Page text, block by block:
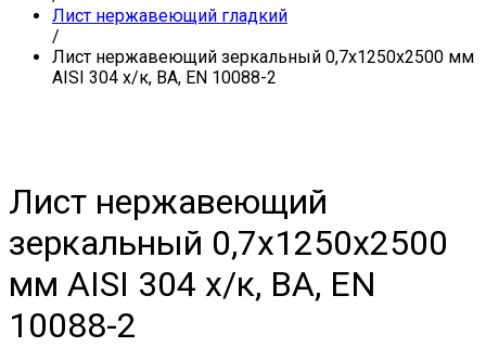
Лист нержавеющий гладкий
/
Лист нержавеющий зеркальный 0,7х1250х2500 мм
AISI 304 х/к, BA, EN 10088-2
Лист нержавеющий
зеркальный 0,7х1250х2500
мм AISI 304 х/к, BA, EN
10088-2